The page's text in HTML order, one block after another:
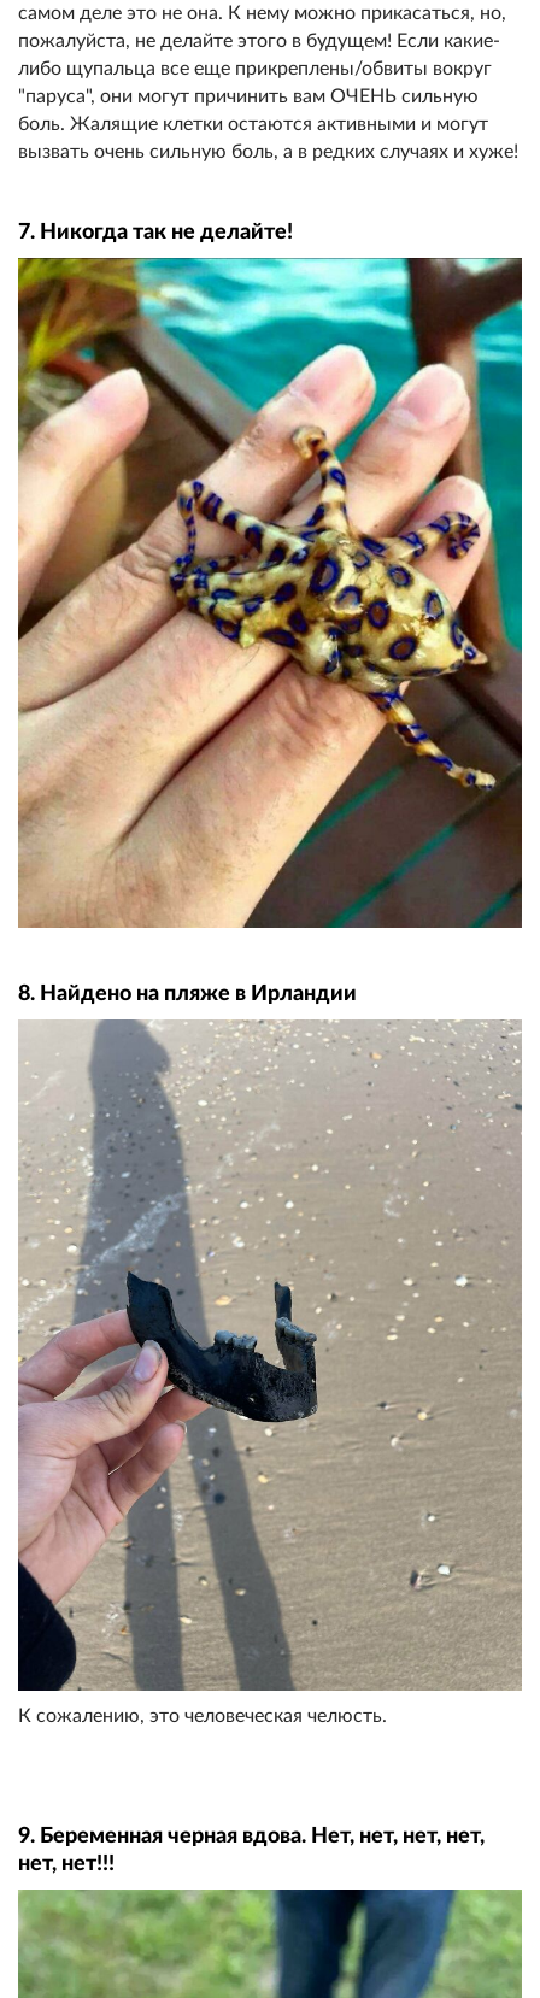
самом деле это не она. К нему можно прикасаться, но,
пожалуйста, не делайте этого в будущем! Если какие-
либо щупальца все еще прикреплены/обвиты вокруг
"паруса", они могут причинить вам ОЧЕНЬ сильную
боль. Жалящие клетки остаются активными и могут
вызвать очень сильную боль, а в редких случаях и хуже!
7. Никогда так не делайте!
8. Найдено на пляже в Ирландии
К сожалению, это человеческая челюсть.
9. Беременная черная вдова. Нет, нет, нет, нет,
нет, нет!!!